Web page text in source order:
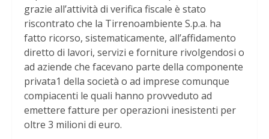
grazie all’attività di verifica fiscale è stato
riscontrato che la Tirrenoambiente S.p.a. ha
fatto ricorso, sistematicamente, all’affidamento
diretto di lavori, servizi e forniture rivolgendosi o
ad aziende che facevano parte della componente
privata1 della società o ad imprese comunque
compiacenti le quali hanno provveduto ad
emettere fatture per operazioni inesistenti per
oltre 3 milioni di euro.